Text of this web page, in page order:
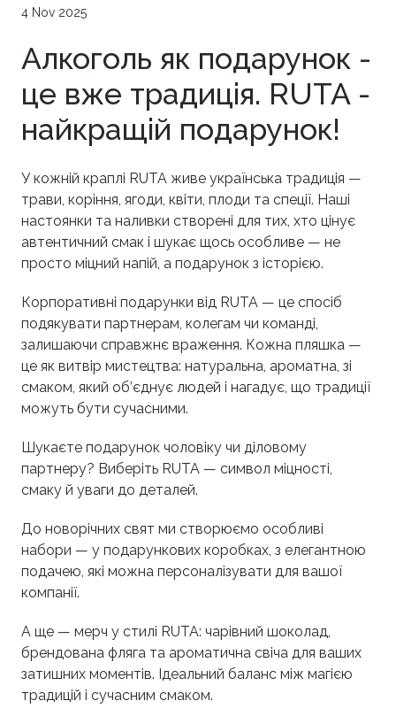
4 Nov 2025
Алкоголь як подарунок -
це вже традиція. RUTA -
найкращій подарунок!
У кожній краплі RUTA живе українська традиція —
трави, коріння, ягоди, квіти, плоди та спеції. Наші
настоянки та наливки створені для тих, хто цінує
автентичний смак і шукає щось особливе — не
просто міцний напій, а подарунок з історією.
Корпоративні подарунки від RUTA — це спосіб
подякувати партнерам, колегам чи команді,
залишаючи справжнє враження. Кожна пляшка —
це як витвір мистецтва: натуральна, ароматна, зі
смаком, який об’єднує людей і нагадує, що традиції
можуть бути сучасними.
Шукаєте подарунок чоловіку чи діловому
партнеру? Виберіть RUTA — символ міцності,
смаку й уваги до деталей.
До новорічних свят ми створюємо особливі
набори — у подарункових коробках, з елегантною
подачею, які можна персоналізувати для вашої
компанії.
А ще — мерч у стилі RUTA: чарівний шоколад,
брендована фляга та ароматична свіча для ваших
затишних моментів. Ідеальний баланс між магією
традицій і сучасним смаком.